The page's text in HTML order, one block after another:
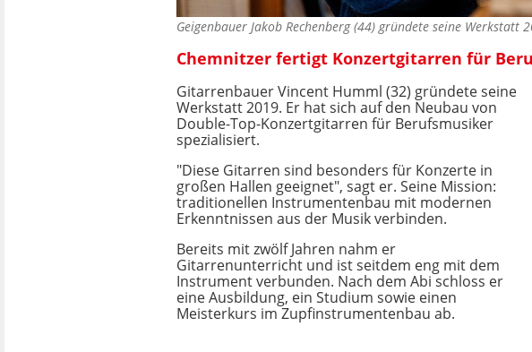
Geigenbauer Jakob Rechenberg (44) gründete seine
Chemnitzer fertigt Konzertgitarren für
Gitarrenbauer Vincent Humml (32) gründete seine
Werkstatt 2019. Er hat sich auf den Neubau von
Double-Top-Konzertgitarren für Berufsmusiker
spezialisiert.
"Diese Gitarren sind besonders für Konzerte in
großen Hallen geeignet", sagt er. Seine Mission:
traditionellen Instrumentenbau mit modernen
Erkenntnissen aus der Musik verbinden.
Bereits mit zwölf Jahren nahm er
Gitarrenunterricht und ist seitdem eng mit dem
Instrument verbunden. Nach dem Abi schloss er
eine Ausbildung, ein Studium sowie einen
Meisterkurs im Zupfinstrumentenbau ab.